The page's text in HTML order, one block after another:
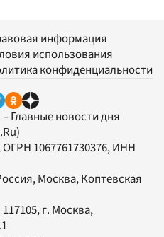
информация
использования
конфиденциальности
Главные новости дня
ОГРН 1067761730376, ИНН
Москва, Коптевская
117105, г. Москва,